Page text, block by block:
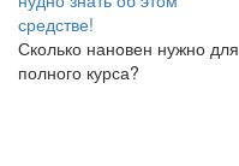
средстве!
Сколько нановен нужно для
полного курса?